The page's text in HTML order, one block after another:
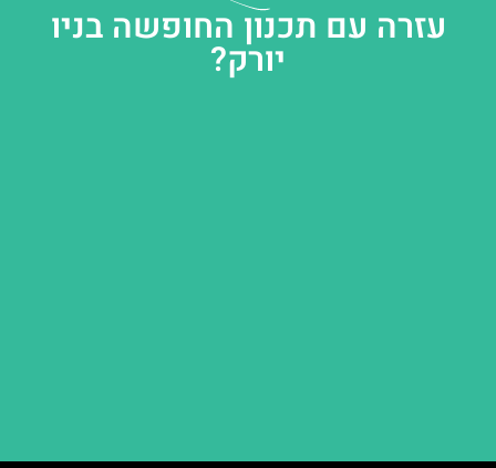
עזרה עם תכנון החופשה בניו
יורק?